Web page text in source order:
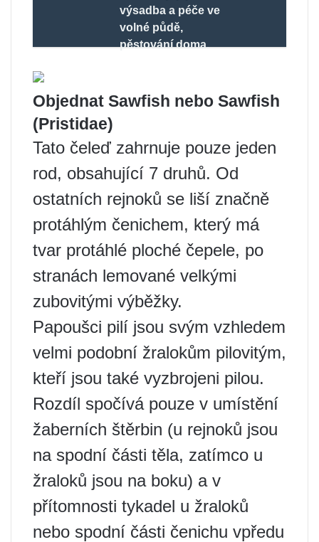
výsadba a péče ve
volné půdě,
pěstování doma.
Objednat Sawfish nebo Sawfish
(Pristidae)
Tato čeleď zahrnuje pouze jeden
rod, obsahující 7 druhů. Od
ostatních rejnoků se liší značně
protáhlým čenichem, který má
tvar protáhlé ploché čepele, po
stranách lemované velkými
zubovitými výběžky.
Papoušci pilí jsou svým vzhledem
velmi podobní žralokům pilovitým,
kteří jsou také vyzbrojeni pilou.
Rozdíl spočívá pouze v umístění
žaberních štěrbin (u rejnoků jsou
na spodní části těla, zatímco u
žraloků jsou na boku) a v
přítomnosti tykadel u žraloků
nebo spodní části čenichu vpředu